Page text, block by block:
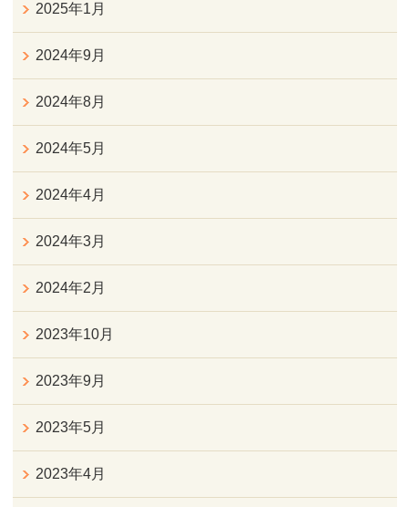
2025年1月
2024年9月
2024年8月
2024年5月
2024年4月
2024年3月
2024年2月
2023年10月
2023年9月
2023年5月
2023年4月